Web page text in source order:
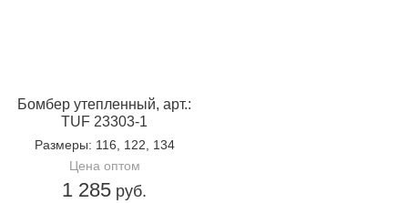
Бомбер утепленный, арт.:
TUF 23303-1
Размеры: 116, 122, 134
Цена оптом
1 285 руб.